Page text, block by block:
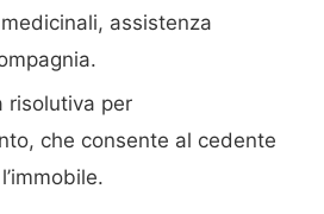
assistenza
risolutiva per
che consente al cedente